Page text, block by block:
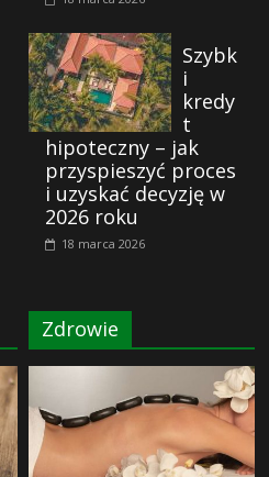
Szybk
i
kredy
t
hipoteczny – jak
przyspieszyć proces
i uzyskać decyzję w
2026 roku
18 marca 2026
Zdrowie